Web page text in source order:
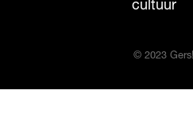
cultuur
© 2023